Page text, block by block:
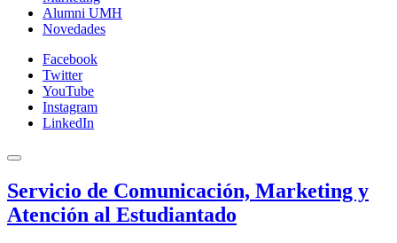
Alumni UMH
Novedades
Facebook
Twitter
YouTube
Instagram
LinkedIn
Servicio de Comunicación, Marketing y
Atención al Estudiantado